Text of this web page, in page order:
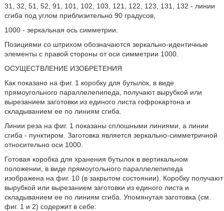
31, 32, 51, 52, 91, 101, 102, 103, 121, 122, 123, 131, 132 - линии
сгиба под углом приблизительно 90 градусов,
1000 - зеркальная ось симметрии.
Позициями со штрихом обозначаются зеркально-идентичные
элементы с правой стороны от оси симметрии 1000.
ОСУЩЕСТВЛЕНИЕ ИЗОБРЕТЕНИЯ
Как показано на фиг. 1 коробку для бутылок, в виде
прямоугольного параллелепипеда, получают вырубкой или
вырезанием заготовки из единого листа гофрокартона и
складыванием ее по линиям сгиба.
Линии реза на фиг. 1 показаны сплошными линиями, а линии
сгиба - пунктиром. Заготовка является зеркально-симметричной
относительно оси 1000.
Готовая коробка для хранения бутылок в вертикальном
положении, в виде прямоугольного параллелепипеда
изображена на фиг. 10 (в закрытом состоянии). Коробку получают
вырубкой или вырезанием заготовки из единого листа и
складыванием ее по линиям сгиба. Упомянутая заготовка (см.
фиг. 1 и 2) содержит в себе: